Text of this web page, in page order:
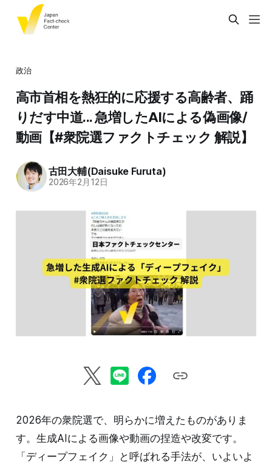
政治
高市首相を熱狂的に応援する高齢者、踊
りだす中道... 急増したAIによる偽画像/
動画【#衆院選ファクトチェック 解説】
古田大輔(Daisuke Furuta)
2026年2月12日
2026年の衆院選で、明らかに増えたものがありま
す。生成AIによる画像や動画の捏造や改変です。
「ディープフェイク」と呼ばれる手法が、いよいよ